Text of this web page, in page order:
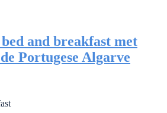
and breakfast met
Portugese Algarve